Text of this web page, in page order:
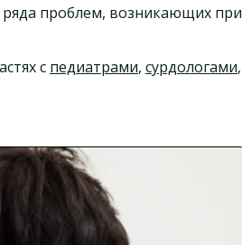
проблем, возникающих при
с педиатрами, сурдологами,